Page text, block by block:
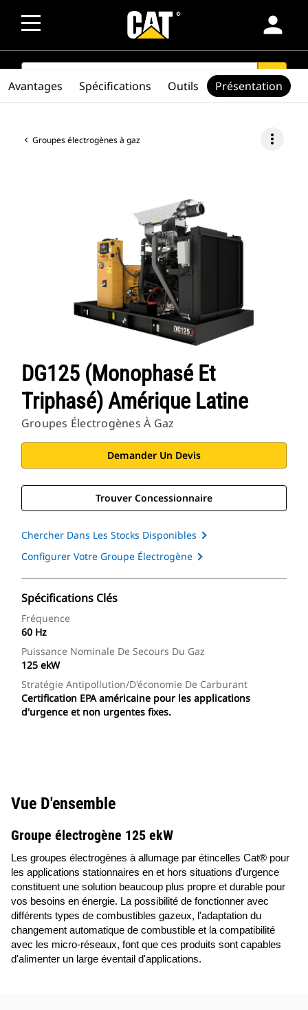
person
SEARCH search
Groupes électrogènes à gaz more_vert
DG125 (monophasé Et
Triphasé) Amérique Latine
Groupes Électrogènes À Gaz
Demander Un Devis
Trouver Concessionnaire
Chercher Dans Les Stocks Disponibles
Configurer Votre Groupe Électrogène
Spécifications Clés
Fréquence
60 Hz
Puissance Nominale De Secours Du Gaz
125 ekW
Stratégie Antipollution/d'économie De Carburant
Certification EPA américaine pour les applications
d'urgence et non urgentes fixes.
Avantages Spécifications Outils Présentation
Vue D'ensemble
Groupe électrogène 125 ekW
Les groupes électrogènes à allumage par étincelles Cat® pour
les applications stationnaires en et hors situations d'urgence
constituent une solution beaucoup plus propre et durable pour
vos besoins en énergie. La possibilité de fonctionner avec
différents types de combustibles gazeux, l'adaptation du
changement automatique de combustible et la compatibilité
avec les micro-réseaux, font que ces produits sont capables
d'alimenter un large éventail d'applications.